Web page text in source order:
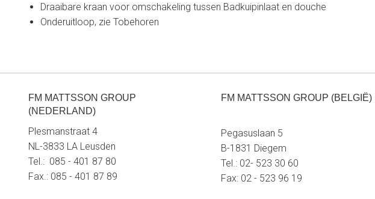
Draaibare kraan voor omschakeling tussen Badkuipinlaat en douche
Onderuitloop, zie Tobehoren
FM MATTSSON GROUP
(NEDERLAND)
Plesmanstraat 4
NL-3833 LA Leusden
Tel.: 085 - 401 87 80
Fax.: 085 - 401 87 89
FM MATTSSON GROUP (BELGIË)
Pegasuslaan 5
B-1831 Diegem
Tel.: 02- 523 30 60
Fax: 02 - 523 96 19